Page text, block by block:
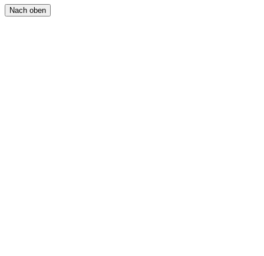
Nach oben